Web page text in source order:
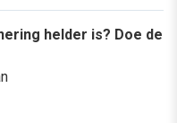
helder is? Doe de